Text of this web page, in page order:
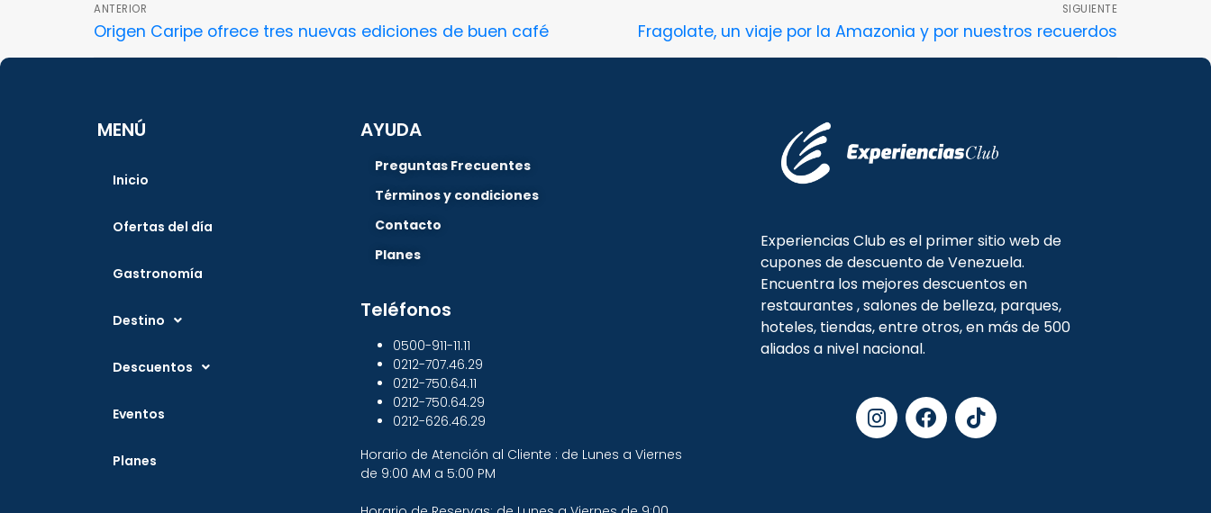
ANTERIOR
Origen Caripe ofrece tres nuevas ediciones de buen café
SIGUIENTE
Fragolate, un viaje por la Amazonia y por nuestros recuerdos
MENÚ
Inicio
Ofertas del día
Gastronomía
Destino
Descuentos
Eventos
Planes
AYUDA
Preguntas Frecuentes
Términos y condiciones
Contacto
Planes
Teléfonos
0500-911-11.11
0212-707.46.29
0212-750.64.11
0212-750.64.29
0212-626.46.29
Horario de Atención al Cliente : de Lunes a Viernes
de 9:00 AM a 5:00 PM
Experiencias Club es el primer sitio web de
cupones de descuento de Venezuela.
Encuentra los mejores descuentos en
restaurantes , salones de belleza, parques,
hoteles, tiendas, entre otros, en más de 500
aliados a nivel nacional.